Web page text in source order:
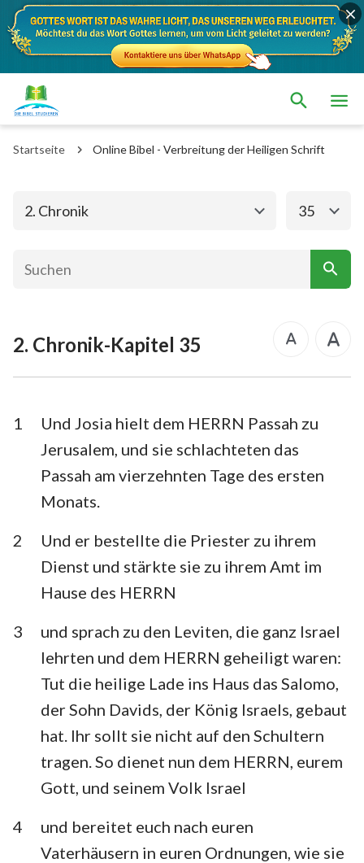
Startseite Online Bibel - Verbreitung der Heiligen Schrift
2. Chronik
Das alte Testament Das neue Testament
1. Mose 2. Mose
5. Mose
1.Samuel
1. Chronik 2. Chronik
Esra Nehemia
Esther Hiob
Psalm Sprüche
Hohelied
Klagelieder Hesekiel
Daniel
Joel Amos
Obadja Jona
Micha Nahum
Habakuk Zephanja
Haggai
35
2. Chronik-Kapitel 35
1
Und Josia hielt dem HERRN Passah zu
Jerusalem, und sie schlachteten das
Passah am vierzehnten Tage des ersten
Monats.
2
Und er bestellte die Priester zu ihrem
Dienst und stärkte sie zu ihrem Amt im
Hause des HERRN
3
und sprach zu den Leviten, die ganz Israel
lehrten und dem HERRN geheiligt waren:
Tut die heilige Lade ins Haus das Salomo,
der Sohn Davids, der König Israels, gebaut
hat. Ihr sollt sie nicht auf den Schultern
tragen. So dienet nun dem HERRN, eurem
Gott, und seinem Volk Israel
4
und bereitet euch nach euren
Vaterhäusern in euren Ordnungen, wie sie